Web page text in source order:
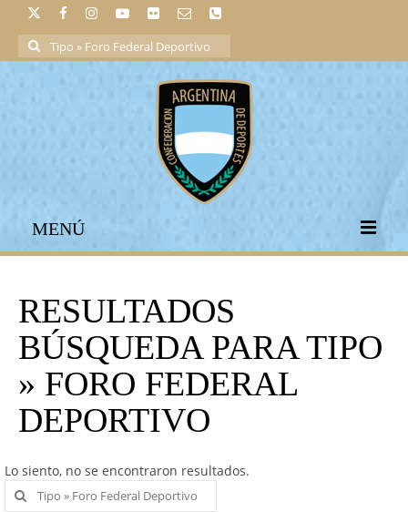
Buscar
por:
MENÚ
RESULTADOS
BÚSQUEDA PARA TIPO
» FORO FEDERAL
DEPORTIVO
Lo siento, no se encontraron resultados.
Buscar
por: